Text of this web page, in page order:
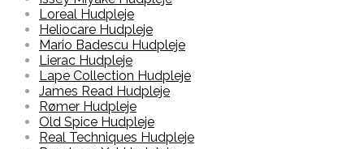
Loreal Hudpleje
Heliocare Hudpleje
Mario Badescu Hudpleje
Lierac Hudpleje
Lape Collection Hudpleje
James Read Hudpleje
Rømer Hudpleje
Old Spice Hudpleje
Real Techniques Hudpleje